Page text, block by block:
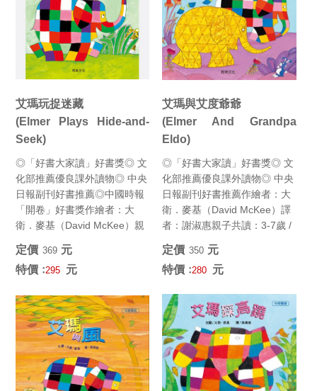
艾瑪玩捉迷藏
(Elmer Plays Hide-and-
Seek)
◎「好書大家讀」好書獎◎ 文
化部推薦優良課外讀物◎ 中央
日報副刊好書推薦◎中國時報
「開卷」好書獎作繪者：大
衛．麥基（David McKee）親
定價﹕369 元
特價﹕295 元
艾瑪與艾度爺爺
(Elmer And Grandpa
Eldo)
◎「好書大家讀」好書獎◎ 文
化部推薦優良課外讀物◎ 中央
日報副刊好書推薦作繪者：大
衛．麥基（David McKee）譯
者：謝淑惠親子共讀：3-7歲 /
定價﹕350 元
特價﹕280 元